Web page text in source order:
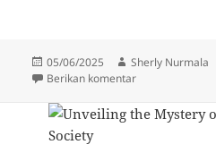
Diposkan
pada
05/06/2025 Penulis
Sherly Nurmala
Berikan komentaruntuk KEPADA